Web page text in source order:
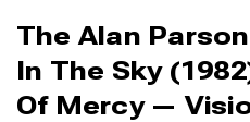
The Alan
In The Sky
Of Mercy —